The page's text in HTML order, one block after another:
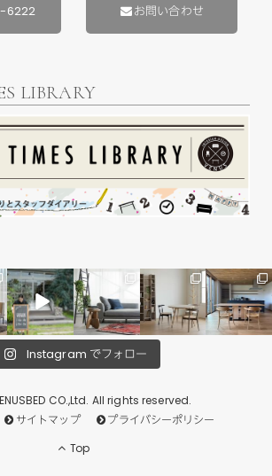
6222 お問い合わせ
LIBRARY
Instagram でフォロー
CO.,Ltd. All rights reserved.
サイトマップ
プライバシーポリシー
Top